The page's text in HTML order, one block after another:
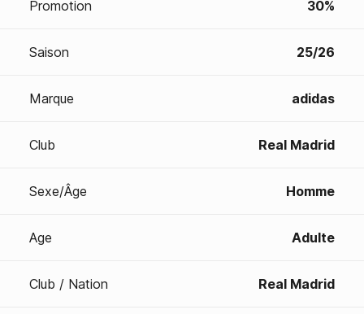
Promotion 30%
Saison 25/26
Marque adidas
Club Real Madrid
Sexe/Âge Homme
Age Adulte
Club / Nation Real Madrid